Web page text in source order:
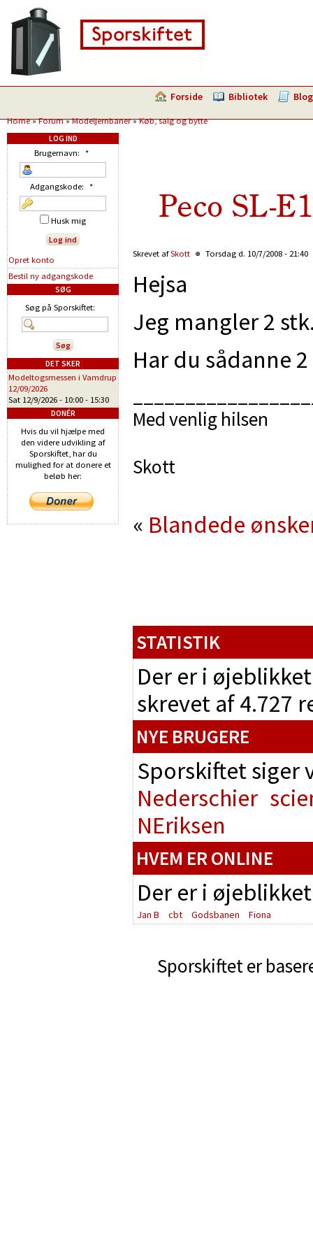
Forside Bibliotek Blog
Home»Forum»Modeljernbaner»Køb, salg og bytte
Peco SL-
Skrevet afSkott Torsdag d. 10/7/2008 - 21:40
Hejsa
Jeg mangler 2
Har du sådanne
Med venlig hilsen
Skott
« Blandede
STATISTIK
Der er i
skrevet af 4.727
NYE BRUGERE
Sporskiftet
Nederschier
NEriksen
HVEM ER ONLINE
Der er i
Jan B cbt Godsbanen Fiona
Sporskiftet er
LOG IND
Brugernavn: *
Adgangskode: *
Husk mig
Opret konto
Bestil ny adgangskode
SØG
Søg på Sporskiftet:
DET SKER
Modeltogsmessen i Vamdrup
12/09/2026
Sat 12/9/2026 - 10:00 - 15:30
DONÉR
Hvis du vil hjælpe med
den videre udvikling af
Sporskiftet, har du
mulighed for at donere et
beløb her: